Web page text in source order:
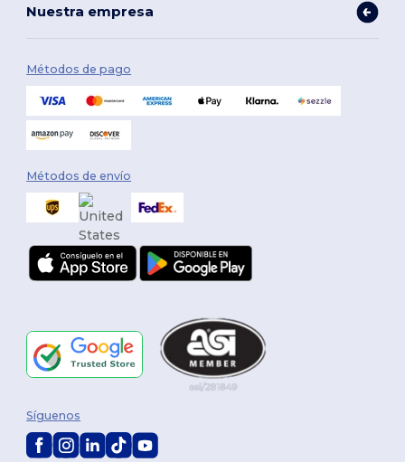
Nuestra empresa
Métodos de pago
Métodos de envío
Síguenos